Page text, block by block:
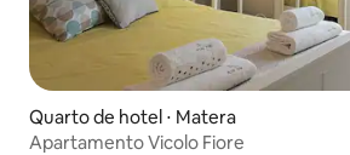
Quarto de hotel ⋅ Matera
Apartamento Vicolo Fiore